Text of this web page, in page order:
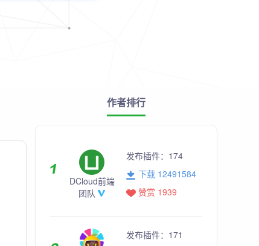
作者排行
DCloud前端
团队
发布插件： 174
下载 12491584
赞赏 1939
发布插件： 171